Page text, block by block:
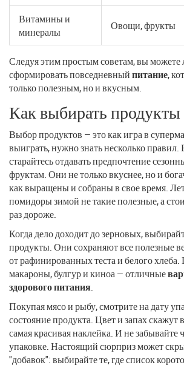
Витамины и
минералы
Овощи, фрукты
Следуя этим простым советам, вы можете
сформировать повседневныйпитание,
только полезным, но и вкусным.
Как выбирать продукты
Выбор продуктов — это как игра в
выиграть, нужно знать несколько
старайтесь отдавать предпочтение
фруктам. Они не только вкуснее, но и
как выращены и собраны в свое время.
помидоры зимой не такие полезные, а
раз дороже.
Когда дело доходит до зерновых,
продукты. Они сохраняют все полезные
от рафинированных теста и белого
макароны, булгур и киноа — отличные
здорового питания.
Покупая мясо и рыбу, смотрите на дату
состояние продукта. Цвет и запах скажут
самая красивая наклейка. И не забывайте
упаковке. Настоящий сюрприз может
"добавок": выбирайте те, где список